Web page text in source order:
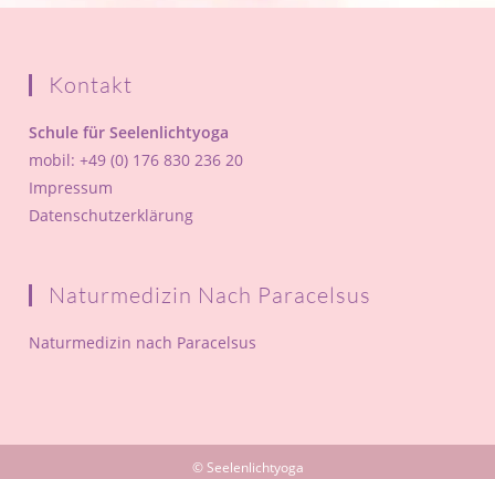
Kontakt
Schule für Seelenlichtyoga
mobil: +49 (0) 176 830 236 20
Impressum
Datenschutzerklärung
Naturmedizin Nach Paracelsus
Naturmedizin nach Paracelsus
© Seelenlichtyoga